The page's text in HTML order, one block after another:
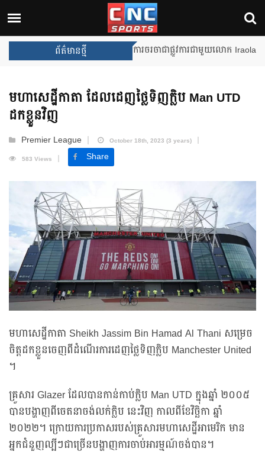
ព័ត៌មានថ្មី Unai Emery សន្យាថានឹងឈ្នះពាន
មហាសេដ្ឋីកាតា ដែលដេញថ្លៃទិញក្លិប Man UTD
ដកខ្លួនវិញ
Premier League
October 18th, 2023 (3 years)
583 Views
Share
មហាសេដ្ឋីកាតា Sheikh Jassim Bin Hamad Al Thani សម្រេច
ចិត្តដកខ្លួនចេញពីដំណើរការដេញថ្លៃទិញក្លិប Manchester United
។
គ្រួសារ Glazer ដែលបានកាន់កាប់ក្លិប Man UTD ក្នុងឆ្នាំ ២០០៥
បានបង្ហាញពីចេតនាចង់លក់ក្លិប នេះវិញ កាលពីខែវិច្ឆិកា ឆ្នាំ
២០២២។ ក្រោយការប្រកាសរបស់គ្រួសារមហាសេដ្ឋីអាមេរិក មាន
អ្នកជំនួញល្បីៗជាច្រើនបង្ហាញការចាប់អារម្មណ៍ចង់បាន។